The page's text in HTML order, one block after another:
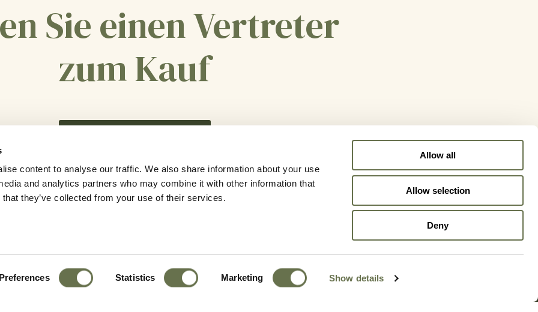
content to analyse our traffic. We also share information about your use
and analytics partners who may combine it with other information that
they’ve collected from your use of their services.
Statistics Marketing Show details
Allow all
Allow selection
Deny
Sie einen Vertreter
zum Kauf